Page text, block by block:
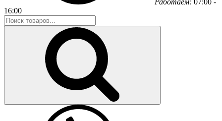
Работаем: 07:00 -
16:00